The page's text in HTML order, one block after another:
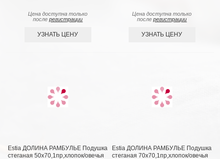
Цена доступна только
послерегистрации
УЗНАТЬ ЦЕНУ
Цена доступна только
послерегистрации
УЗНАТЬ ЦЕНУ
Estia ДОЛИНА РАМБУЛЬЕ Подушка
стеганая 50х70,1пр,хлопок/овечья
Estia ДОЛИНА РАМБУЛЬЕ Подушка
стеганая 70х70,1пр,хлопок/овечья